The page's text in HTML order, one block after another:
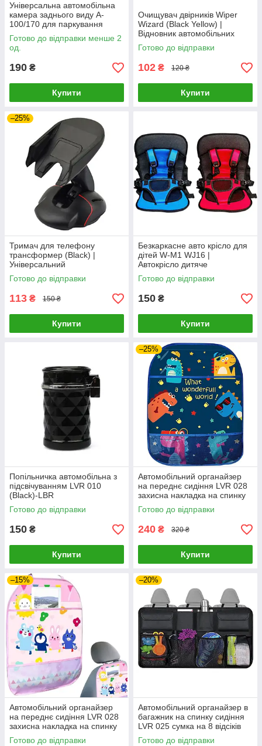
Універсальна автомобільна
камера заднього виду A-
100/170 для паркування
(Black) | Камера заднього
ходу
Готово до відправки менше 2
од.
190 ₴
Купити
Очищувач двірників Wiper
Wizard (Black Yellow) |
Відновник автомобільних
двірників
Готово до відправки
102 ₴ 120 ₴
Купити
–25%
Тримач для телефону
трансформер (Black) |
Універсальний
автомобільний тримач
Готово до відправки
113 ₴ 150 ₴
Купити
Безкаркасне авто крісло для
дітей W-M1 WJ16 |
Автокрісло дитяче
Готово до відправки
150 ₴
Купити
Попільничка автомобільна з
підсвічуванням LVR 010
(Black)-LВR
Готово до відправки
150 ₴
Купити
–25%
Автомобільний органайзер
на переднє сидіння LVR 028
захисна накладка на спинку
(Blue)-LВR
Готово до відправки
240 ₴ 320 ₴
Купити
–15%
Автомобільний органайзер
на переднє сидіння LVR 028
захисна накладка на спинку
(Pink)-LВR
Готово до відправки
–20%
Автомобільний органайзер в
багажник на спинку сидіння
LVR 025 сумка на 8 відсіків
(Black)-LВR
Готово до відправки